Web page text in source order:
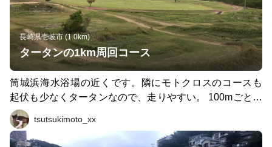
長崎県壱岐市 (1.0km)
タータンの1km周回コース
筒城浜海水浴場の近くです。隣にモトクロスのコースも
起伏も少なくタータンなので、走りやすい。 100mごとに
マークがあるので、インターバルなどもしやすいです 地
元小学校の持久走大会や中体連駅伝大会なども、あってま
す。地元中高生の部活動のほか十八銀行陸上部も練習にこ
tsutsukimoto_xx